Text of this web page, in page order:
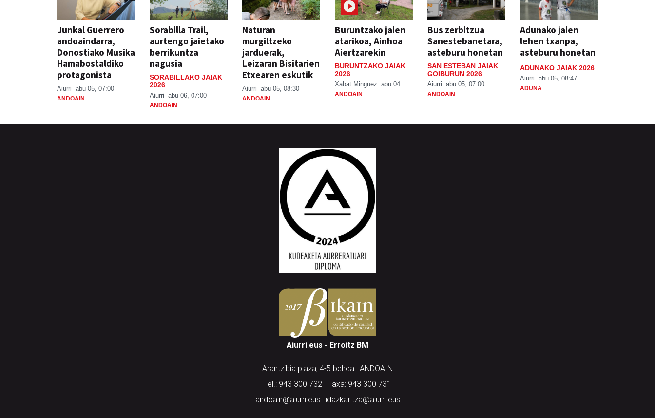
Junkal Guerrero
andoaindarra,
Donostiako Musika
Hamabostaldiko
protagonista
Aiurri abu 05, 07:00
ANDOAIN
Sorabilla Trail,
aurtengo jaietako
berrikuntza
nagusia
SORABILLAKO JAIAK
2026
Aiurri abu 06, 07:00
ANDOAIN
Naturan
murgiltzeko
jarduerak,
Leizaran Bisitarien
Etxearen eskutik
Aiurri abu 05, 08:30
ANDOAIN
Buruntzako jaien
atarikoa, Ainhoa
Aiertzarekin
BURUNTZAKO JAIAK
2026
Xabat Minguez abu 04
ANDOAIN
Bus zerbitzua
Sanestebanetara,
asteburu honetan
SAN ESTEBAN JAIAK
GOIBURUN 2026
Aiurri abu 05, 07:00
ANDOAIN
Adunako jaien
lehen txanpa,
asteburu honetan
ADUNAKO JAIAK 2026
Aiurri abu 05, 08:47
ADUNA
Aiurri.eus - Erroitz BM
Arantzibia plaza, 4-5 behea | ANDOAIN
Tel.: 943 300 732 | Faxa: 943 300 731
andoain@aiurri.eus | idazkaritza@aiurri.eus